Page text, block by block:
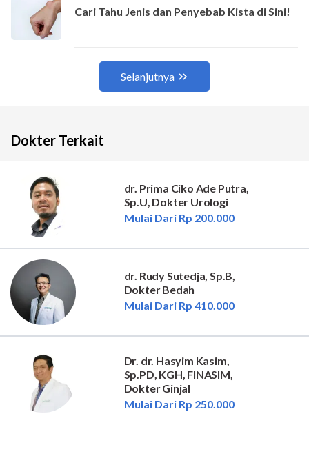
Dokter Terkait